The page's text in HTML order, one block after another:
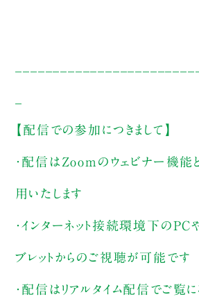
【配信での参加につきまして】
・配信はZoomのウェビナー機能
用いたします
・インターネット接続環境下のPCや
ブレットからのご視聴が可能です
・配信はリアルタイム配信でご覧